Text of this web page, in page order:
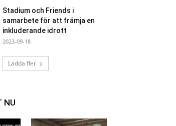
Stadium och Friends i
samarbete för att främja en
inkluderande idrott
2023-09-18
Ladda fler
NU